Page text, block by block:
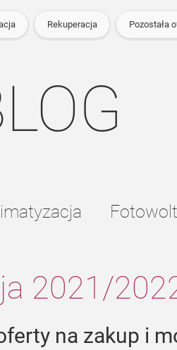
Rekuperacja Pozostała
2021/
na zakup i